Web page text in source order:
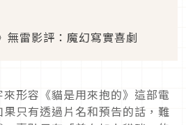
無雷影評：魔幻寫實喜劇
形容《貓是用來抱的》這部電
只有透過片名和預告的話，難